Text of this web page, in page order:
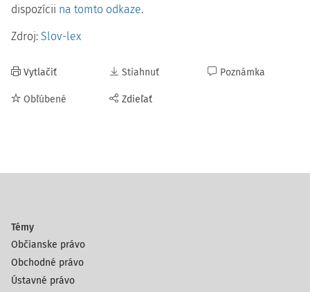
dispozícii na tomto odkaze.
Zdroj: Slov-lex
Vytlačiť
Obľúbené
Stiahnuť
Zdieľať
Poznámka
Témy
Občianske právo
Obchodné právo
Ústavné právo